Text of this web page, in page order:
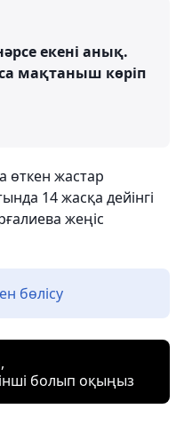
екені анық.
мақтаныш көріп
өткен жастар
14 жасқа дейінгі
жеңіс
бөлісу
болып оқыңыз